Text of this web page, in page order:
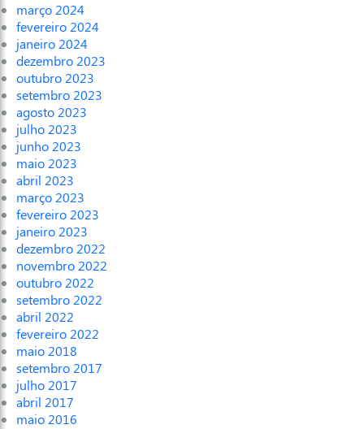
março 2024
fevereiro 2024
janeiro 2024
dezembro 2023
outubro 2023
setembro 2023
agosto 2023
julho 2023
junho 2023
maio 2023
abril 2023
março 2023
fevereiro 2023
janeiro 2023
dezembro 2022
novembro 2022
outubro 2022
setembro 2022
abril 2022
fevereiro 2022
maio 2018
setembro 2017
julho 2017
abril 2017
maio 2016